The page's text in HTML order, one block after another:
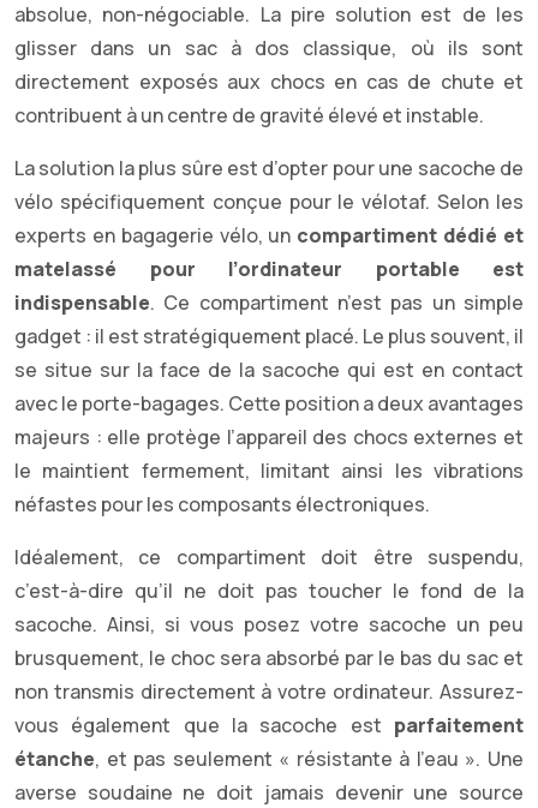
absolue, non-négociable. La pire solution est de les
glisser dans un sac à dos classique, où ils sont
directement exposés aux chocs en cas de chute et
contribuent à un centre de gravité élevé et instable.
La solution la plus sûre est d’opter pour une sacoche de
vélo spécifiquement conçue pour le vélotaf. Selon les
experts en bagagerie vélo, un compartiment dédié et
matelassé pour l’ordinateur portable est
indispensable. Ce compartiment n’est pas un simple
gadget : il est stratégiquement placé. Le plus souvent, il
se situe sur la face de la sacoche qui est en contact
avec le porte-bagages. Cette position a deux avantages
majeurs : elle protège l’appareil des chocs externes et
le maintient fermement, limitant ainsi les vibrations
néfastes pour les composants électroniques.
Idéalement, ce compartiment doit être suspendu,
c’est-à-dire qu’il ne doit pas toucher le fond de la
sacoche. Ainsi, si vous posez votre sacoche un peu
brusquement, le choc sera absorbé par le bas du sac et
non transmis directement à votre ordinateur. Assurez-
vous également que la sacoche est parfaitement
étanche, et pas seulement « résistante à l’eau ». Une
averse soudaine ne doit jamais devenir une source